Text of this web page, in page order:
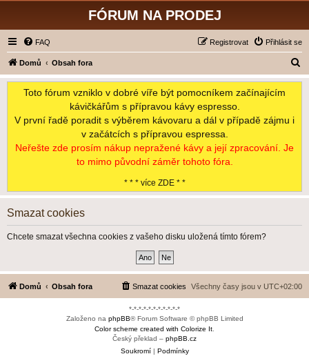
FÓRUM NA PRODEJ
FAQ Přihlásit se
Registrovat
Domů Obsah fora
l
Toto fórum vzniklo v dobré víře být pomocníkem začínajícím
kávičkářům s přípravou kávy espresso.
V první řadě poradit s výběrem kávovaru a dál v případě zájmu i
v začátcích s přípravou espressa.
Neřešte zde prosím nákup nepražené kávy a její zpracování. Je
to mimo původní záměr tohoto fóra.
* * * více ZDE * *
Smazat cookies
Chcete smazat všechna cookies z vašeho disku uložená tímto fórem?
Domů Obsah fora Všechny časy jsou v UTC+02:00
Smazat cookies
*-*-*-*-*-*-*-*-*-*-*
Založeno na phpBB® Forum Software © phpBB Limited
Color scheme created with Colorize It
Český překlad – phpBB.cz
Soukromí| Podmínky